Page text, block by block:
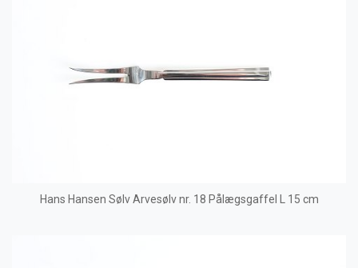
Hans Hansen Sølv Arvesølv nr. 18 Pålægsgaffel L 15 cm